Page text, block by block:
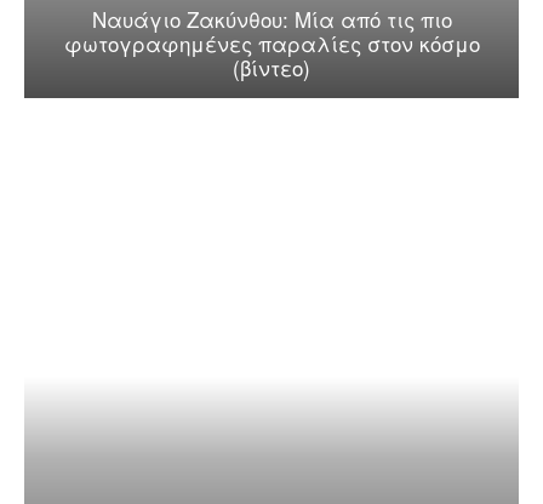
Ναυάγιο Ζακύνθου: Μία από τις πιο
φωτογραφημένες παραλίες στον κόσμο
(βίντεο)